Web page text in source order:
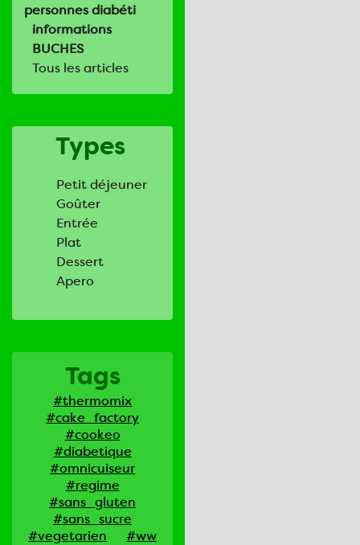
personnes diabéti
informations
BUCHES
Tous les articles
Types
Petit déjeuner
Goûter
Entrée
Plat
Dessert
Apero
Tags
#thermomix
#cake_factory
#cookeo
#diabetique
#omnicuiseur
#regime
#sans_gluten
#sans_sucre
#vegetarien
#ww